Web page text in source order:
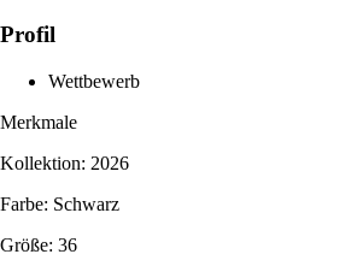
Profil
Wettbewerb
Merkmale
Kollektion: 2026
Farbe: Schwarz
Größe: 36